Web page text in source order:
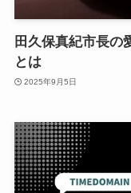
田久保真紀市長の
とは
2025年9月5日